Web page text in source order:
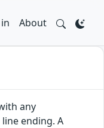
About
any
ending. A